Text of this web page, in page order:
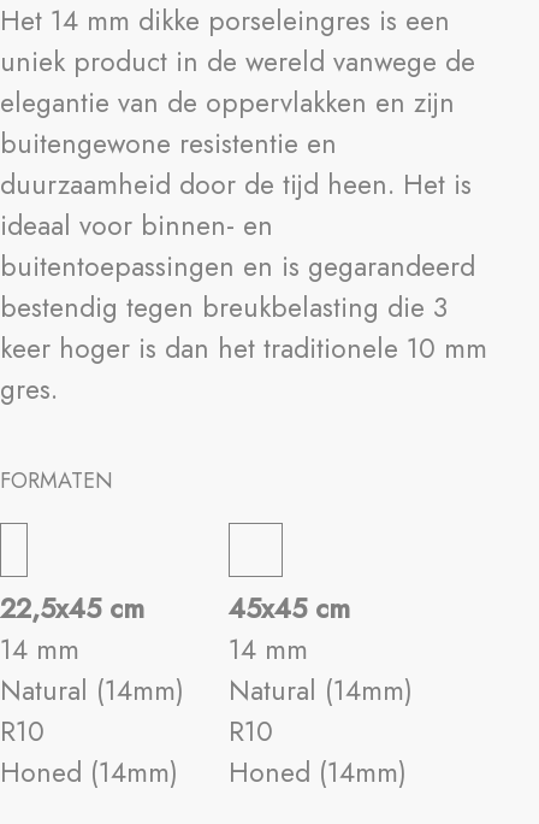
Het 14 mm dikke porseleingres is een
uniek product in de wereld vanwege de
elegantie van de oppervlakken en zijn
buitengewone resistentie en
duurzaamheid door de tijd heen. Het is
ideaal voor binnen- en
buitentoepassingen en is gegarandeerd
bestendig tegen breukbelasting die 3
keer hoger is dan het traditionele 10 mm
gres.
FORMATEN
22,5x45 cm
14 mm
Natural (14mm)
R10
Honed (14mm)
45x45 cm
14 mm
Natural (14mm)
R10
Honed (14mm)